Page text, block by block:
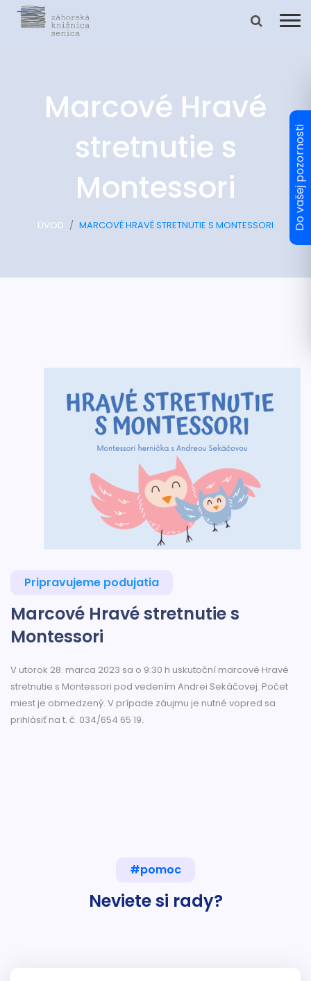
Marcové Hravé
stretnutie s
Montessori
ÚVOD MARCOVÉ HRAVÉ STRETNUTIE S MONTESSORI
Pripravujeme podujatia
Marcové Hravé stretnutie s
Montessori
V utorok 28. marca 2023 sa o 9:30 h uskutoční marcové Hravé
stretnutie s Montessori pod vedením Andrei Sekáčovej. Počet
miest je obmedzený. V prípade záujmu je nutné vopred sa
prihlásiť na t. č. 034/654 65 19.
#pomoc
Neviete si rady?